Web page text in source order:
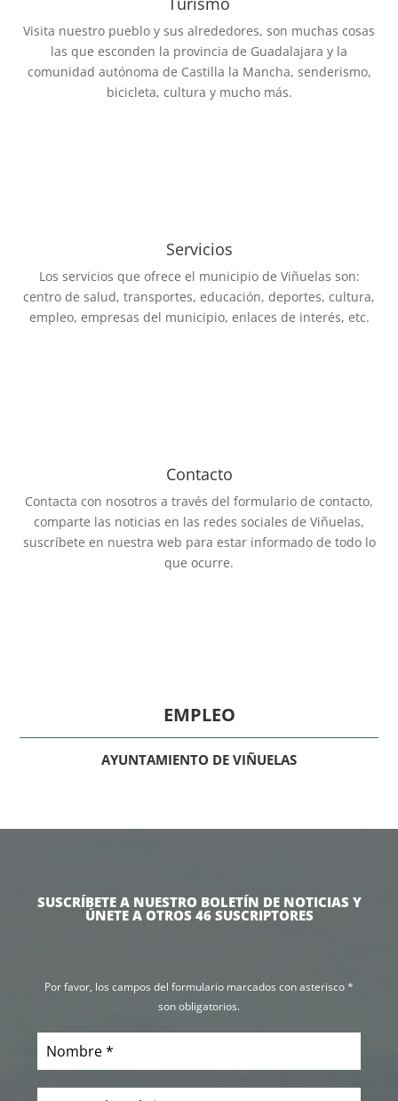
Visita nuestro pueblo y sus alrededores, son muchas cosas
las que esconden la provincia de Guadalajara y la
comunidad autónoma de Castilla la Mancha, senderismo,
bicicleta, cultura y mucho más.
Servicios
Los servicios que ofrece el municipio de Viñuelas son:
centro de salud, transportes, educación, deportes, cultura,
empleo, empresas del municipio, enlaces de interés, etc.
Contacto
Contacta con nosotros a través del formulario de contacto,
comparte las noticias en las redes sociales de Viñuelas,
suscríbete en nuestra web para estar informado de todo lo
que ocurre.
EMPLEO
AYUNTAMIENTO DE VIÑUELAS
SUSCRÍBETE A NUESTRO BOLETÍN DE NOTICIAS Y
ÚNETE A OTROS 46 SUSCRIPTORES
Por favor, los campos del formulario marcados con asterisco *
son obligatorios.